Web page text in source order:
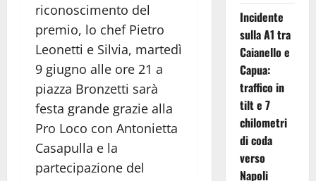
riconoscimento del
premio, lo chef Pietro
Leonetti e Silvia, martedì
9 giugno alle ore 21 a
piazza Bronzetti sarà
festa grande grazie alla
Pro Loco con Antonietta
Casapulla e la
partecipazione del
Incidente
sulla A1 tra
Caianello e
Capua:
traffico in
tilt e 7
chilometri
di coda
verso
Napoli